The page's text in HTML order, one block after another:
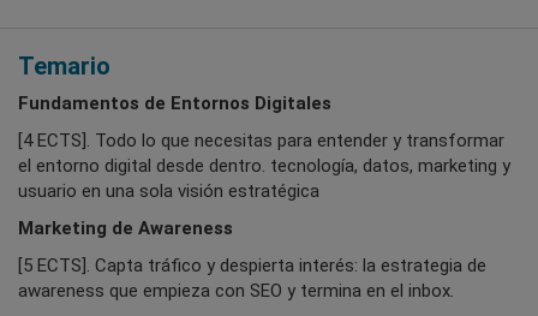
Temario
Fundamentos de Entornos Digitales
[4 ECTS]. Todo lo que necesitas para entender y transformar
el entorno digital desde dentro. tecnología, datos, marketing y
usuario en una sola visión estratégica
Marketing de Awareness
[5 ECTS]. Capta tráfico y despierta interés: la estrategia de
awareness que empieza con SEO y termina en el inbox.